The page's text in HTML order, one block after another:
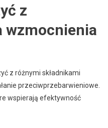
z
wzmocnienia
z różnymi składnikami
przeciwprzebarwieniowe.
wspierają efektywność